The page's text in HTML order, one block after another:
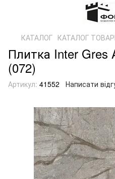
КАТАЛОГ КАТАЛОГ
Плитка Inter Gres
(072)
Артикул: 41552 Написати